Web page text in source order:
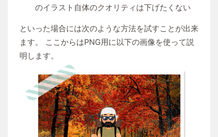
のイラスト自体のクオリティは下げたくない
といった場合には次のような方法を試すことが出来
ます。 ここからはPNG用に以下の画像を使って説
明します。